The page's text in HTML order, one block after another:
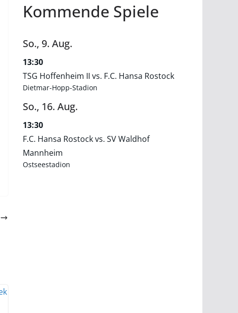
Kommende Spiele
So., 9. Aug.
13:30
TSG Hoffenheim II vs. F.C. Hansa Rostock
Dietmar-Hopp-Stadion
So., 16. Aug.
13:30
F.C. Hansa Rostock vs. SV Waldhof
Mannheim
Ostseestadion